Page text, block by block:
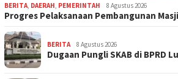
BERITA DAERAH PEMERINTAH 8 Agustus 2026
Progres Pelaksanaan Pembangunan
BERITA 8 Agustus 2026
Dugaan Pungli SKAB di BPRD